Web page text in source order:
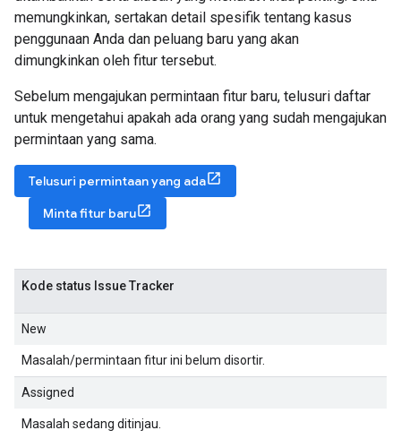
memungkinkan, sertakan detail spesifik tentang kasus
penggunaan Anda dan peluang baru yang akan
dimungkinkan oleh fitur tersebut.
Sebelum mengajukan permintaan fitur baru, telusuri daftar
untuk mengetahui apakah ada orang yang sudah mengajukan
permintaan yang sama.
Telusuri permintaan yang ada
Minta fitur baru
Kode status Issue Tracker
New
Masalah/permintaan fitur ini belum disortir.
Assigned
Masalah sedang ditinjau.